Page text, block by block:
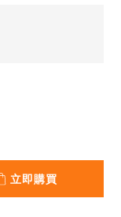
立即購買